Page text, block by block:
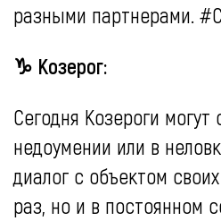
разными партнерами.
♑ Козерог:
Сегодня Козероги могут
недоумении или в
диалог с объектом
раз, но и в постоянном